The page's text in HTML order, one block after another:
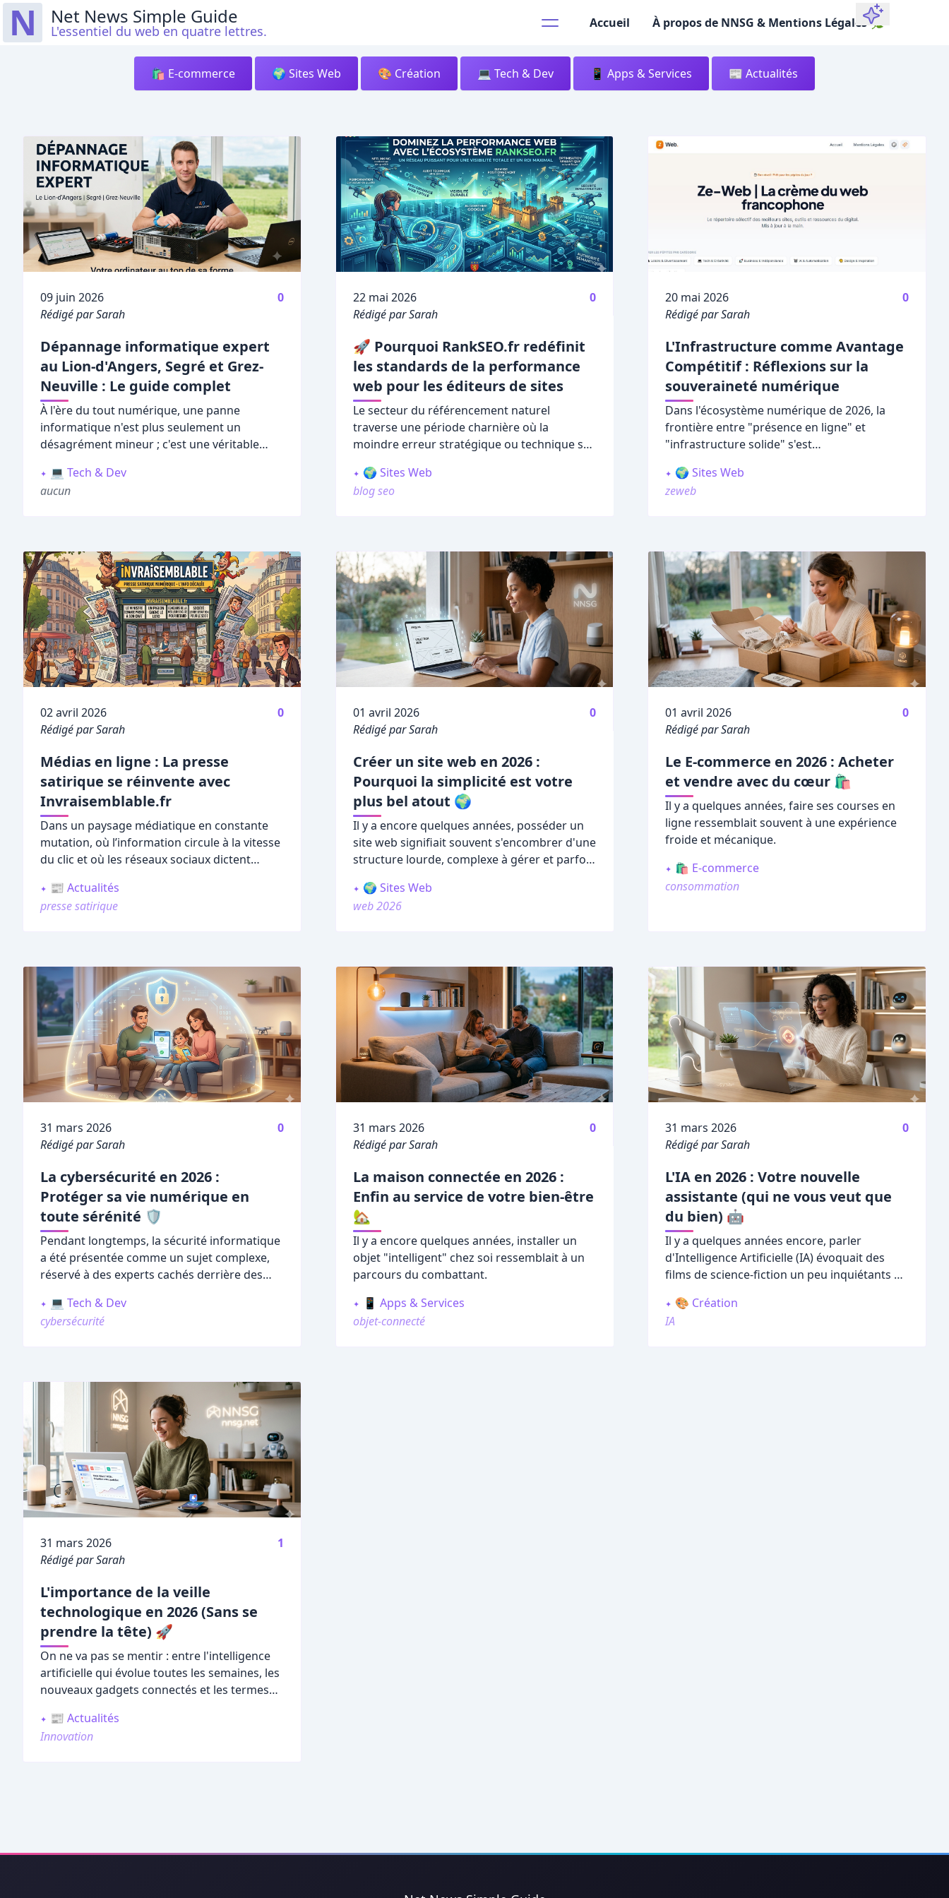
N Net News Simple Guide
L'essentiel du web en quatre lettres. Accueil À propos de NNSG & Mentions Légales 🌿
🛍️ E-commerce 🌍 Sites Web 🎨 Création 💻 Tech & Dev 📱 Apps & Services 📰 Actualités
Publié le
09 juin 2026
0
Rédigé par Sarah
Dépannage informatique expert
au Lion-d'Angers, Segré et Grez-
Neuville : Le guide complet
À l'ère du tout numérique, une panne
informatique n'est plus seulement un
désagrément mineur ; c'est une véritable
professionnelle. Que vous soyez un artisan
surSegré
divertissements. Lorsque l'écran devient noir,
que le système rame ou qu'une connexion
Wi-Fi capricieuse vous empêche d'accéder à
vos documents, le besoin d'un expert local
devient vital.
💻 Tech & Dev
aucun
Publié le
22 mai 2026
0
Rédigé par Sarah
🚀 Pourquoi RankSEO.fr redéfinit
les standards de la performance
web pour les éditeurs de sites
Le secteur du référencement naturel
traverse une période charnière où la
moindre erreur stratégique ou technique se
moteurs de recherche de plus en plus
intelligents, capables d'analyser la pertinence
🌍 Sites Web
blog seo
Publié le
20 mai 2026
0
Rédigé par Sarah
L'Infrastructure comme Avantage
Compétitif : Réflexions sur la
souveraineté numérique
Dans l'écosystème numérique de 2026, la
frontière entre "présence en ligne" et
"infrastructure solide" s'est
d'entrepreneurs se contentent de louer leur
espace sur des plateformes sociales,
commence par la construction de fondations
que vous possédez intégralement.
🌍 Sites Web
zeweb
Publié le
02 avril 2026
0
Rédigé par Sarah
Médias en ligne : La presse
satirique se réinvente avec
Invraisemblable.fr
Dans un paysage médiatique en constante
mutation, où l’information circule à la vitesse
du clic et où les réseaux sociaux dictent
trouver un second souffle inattendu.
📰 Actualités
presse satirique
Publié le
01 avril 2026
0
Rédigé par Sarah
Créer un site web en 2026 :
Pourquoi la simplicité est votre
plus bel atout 🌍
Il y a encore quelques années, posséder un
site web signifiait souvent s'encombrer d'une
structure lourde, complexe à gérer et parfois
🌍 Sites Web
web 2026
Publié le
01 avril 2026
0
Rédigé par Sarah
Le E-commerce en 2026 : Acheter
et vendre avec du cœur 🛍️
Il y a quelques années, faire ses courses en
ligne ressemblait souvent à une expérience
froide et mécanique.
🛍️ E-commerce
consommation
Publié le
31 mars 2026
0
Rédigé par Sarah
La cybersécurité en 2026 :
Protéger sa vie numérique en
toute sérénité 🛡️
Pendant longtemps, la sécurité informatique
a été présentée comme un sujet complexe,
réservé à des experts cachés derrière des
💻 Tech & Dev
cybersécurité
Publié le
31 mars 2026
0
Rédigé par Sarah
La maison connectée en 2026 :
Enfin au service de votre bien-être
🏡
Il y a encore quelques années, installer un
objet "intelligent" chez soi ressemblait à un
parcours du combattant.
📱 Apps & Services
objet-connecté
Publié le
31 mars 2026
0
Rédigé par Sarah
L'IA en 2026 : Votre nouvelle
assistante (qui ne vous veut que
du bien) 🤖
Il y a quelques années encore, parler
d'Intelligence Artificielle (IA) évoquait des
films de science-fiction un peu inquiétants ou
🎨 Création
IA
Publié le
31 mars 2026
1
Rédigé par Sarah
L'importance de la veille
technologique en 2026 (Sans se
prendre la tête) 🚀
On ne va pas se mentir : entre l'intelligence
artificielle qui évolue toutes les semaines, les
nouveaux gadgets connectés et les termes
est très facile de décrocher.
📰 Actualités
Innovation